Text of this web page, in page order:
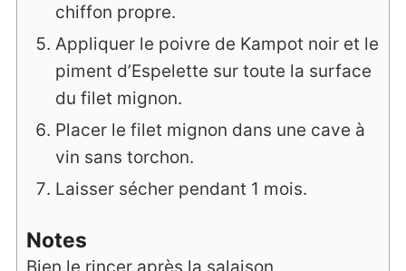
chiffon propre.
Appliquer le poivre de Kampot noir et le
piment d’Espelette sur toute la surface
du filet mignon.
Placer le filet mignon dans une cave à
vin sans torchon.
Laisser sécher pendant 1 mois.
Notes